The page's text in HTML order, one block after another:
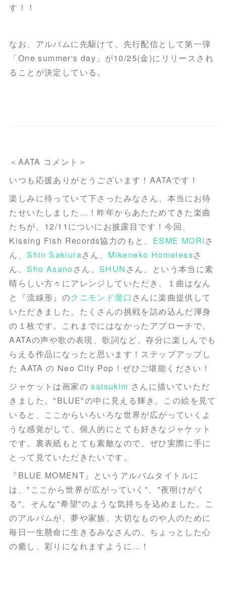
す！！
なお、アルバムに先駆けて、先行配信として第一弾
「One summer's day」が10/25(金)にリリースされ
ることが決定している。
＜AATA コメント＞
いつも応援ありがとうございます！AATAです！
楽しみに待っていて下さったみなさん、本当にお待
たせいたしました…！昨年からあたためてきた楽曲
たちが、12/11についにお披露目です！今回、
Kissing Fish Records協力のもと、 ESME MORIさ
ん、Shin Sakiuraさん、 Mikeneko Homelessさ
ん、Sho Asanoさん、 SHUN さん、という本当に素
晴らしい方々にアレンジしていただき、１曲はなん
と『流線形』のクニモンド瀧口 さんに楽曲提供して
いただきました。たくさんの挑戦を詰め込んだ渾身
の１枚です。これまでにはなかったアプローチで、
AATAの声や歌の表現、歌詞など、存分に楽しんでも
らえる作品になったと思います！ステップアップし
た AATA の Neo City Pop！ぜひご堪能ください！
ジャケットは画家のsatsukim さんに描いていただ
きました。"BLUE"の中に見える輝き。この絵を見て
いると、ここからいろいろな世界が広がっていくよ
うな感覚がして、個人的にとても好きなジャケット
です。裏表紙もとても素敵なので、ぜひ実際に手に
とって見ていただきたいです。
『BLUE MOMENT』というアルバムタイトルに
は、"ここから世界が広がっていく"、"夜明けがく
る"、そんな"希望"のような気持ちを込めました。こ
のアルバムが、夢や家族、大切なものや人のために
毎日一生懸命に生きるみなさんの、ちょっとした心
の癒し、彩りになれますように…！